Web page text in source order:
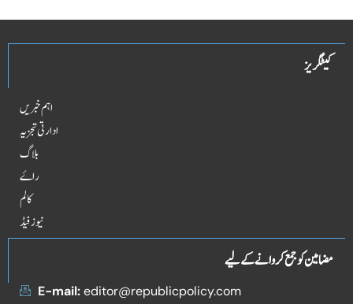
کیٹگریز
اہم خبریں
ادارتی تجزیہ
بلاگ
راۓ
کالم
نیوز فیڈ
مضامین کو جمع کروانے کے لیے
E-mail:editor@republicpolicy.com